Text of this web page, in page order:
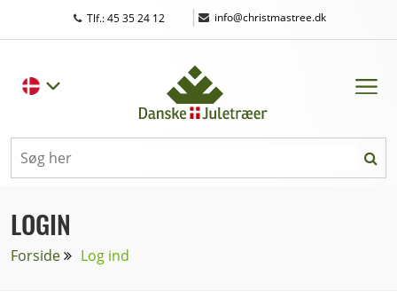
Tlf.: 45 35 24 12 | info@christmastree.dk
LOGIN
Forside Log ind